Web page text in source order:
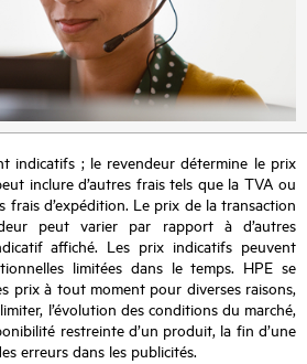
indicatifs ; le revendeur détermine le prix
inclure d’autres frais tels que la TVA ou
frais d’expédition. Le prix de la transaction
peut varier par rapport à d’autres
affiché. Les prix indicatifs peuvent
limitées dans le temps. HPE se
prix à tout moment pour diverses raisons,
l’évolution des conditions du marché,
restreinte d’un produit, la fin d’une
erreurs dans les publicités.